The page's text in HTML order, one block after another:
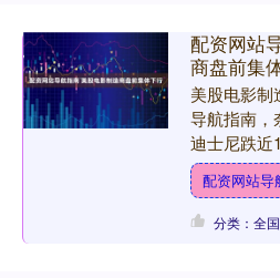
配资网站
商盘前集
美股电影制
导航指南，
迪士尼跌近
对美国境外
税。 文章来
配资网站导
分类：全